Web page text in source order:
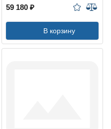
59 180 ₽
В корзину